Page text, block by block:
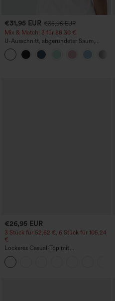
€31,95 EUR €35,95 EUR
Mix & Match: 3 für 88,30 €
U-Ausschnitt, abgerundeter Saum,
InstantCool Yoga-Trägertop – UPF50+
€26,95 EUR
3 Stück für 52,62 €, 6 Stück für 105,24
€
Lockeres Casual-Top mit
Rundhalsausschnitt und
Fledermausärmeln